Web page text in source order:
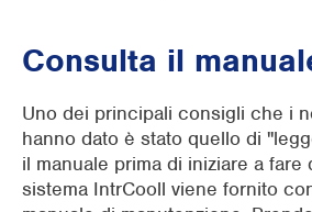
Consulta il
Uno dei principali consigli che i
hanno dato è stato quello di
il manuale prima di iniziare a fare
sistema IntrCooll viene fornito